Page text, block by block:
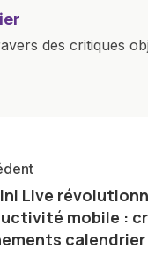
des critiques
ou des analyses
pratiques de ces
travail consiste
sur l'impact
notre vie
Live
mobile :